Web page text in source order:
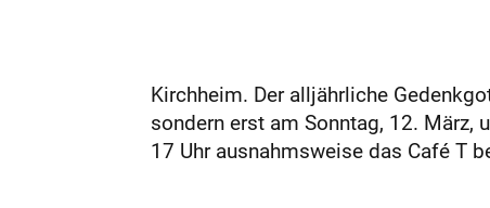
Kirchheim. Der alljährliche
sondern erst am Sonntag, 12. März,
17 Uhr ausnahmsweise das Café T